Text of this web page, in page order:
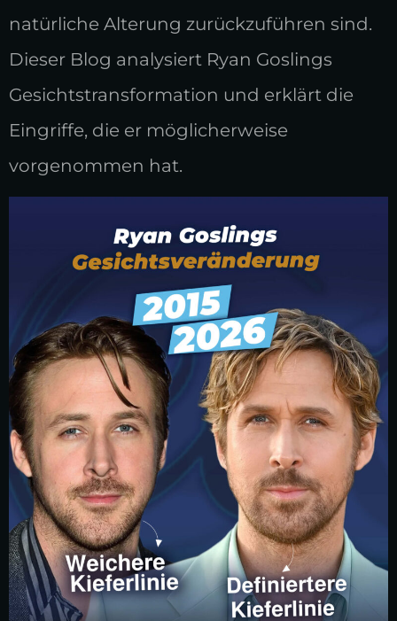
natürliche Alterung zurückzuführen sind.
Dieser Blog analysiert Ryan Goslings
Gesichtstransformation und erklärt die
Eingriffe, die er möglicherweise
vorgenommen hat.